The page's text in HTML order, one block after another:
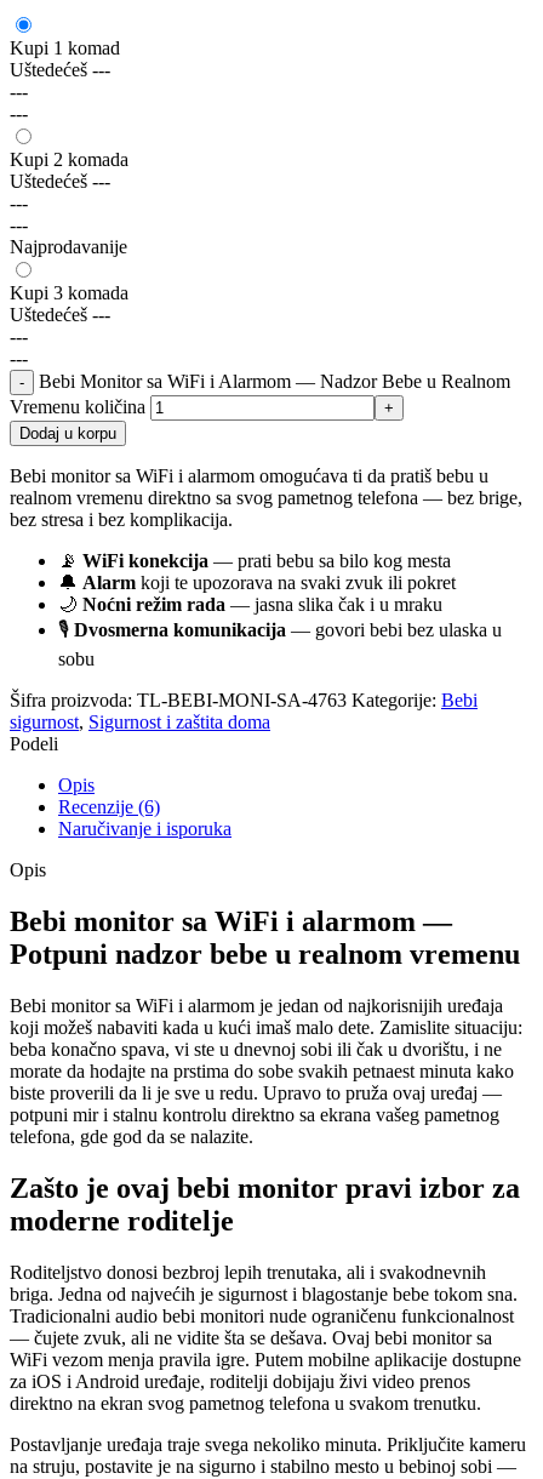
Kupi 1 komad
Uštedećeš ---
---
---
Kupi 2 komada
Uštedećeš ---
---
---
Najprodavanije
Kupi 3 komada
Uštedećeš ---
---
---
Bebi Monitor sa WiFi i Alarmom — Nadzor Bebe u Realnom
Vremenu količina
Dodaj u korpu
Bebi monitor sa WiFi i alarmom omogućava ti da pratiš bebu u
realnom vremenu direktno sa svog pametnog telefona — bez brige,
bez stresa i bez komplikacija.
📡 WiFi konekcija — prati bebu sa bilo kog mesta
🔔 Alarm koji te upozorava na svaki zvuk ili pokret
🌙 Noćni režim rada — jasna slika čak i u mraku
🎙️ Dvosmerna komunikacija — govori bebi bez ulaska u
sobu
Šifra proizvoda: TL-BEBI-MONI-SA-4763 Kategorije: Bebi
sigurnost, Sigurnost i zaštita doma
Podeli
Opis
Recenzije (6)
Naručivanje i isporuka
Opis
Bebi monitor sa WiFi i alarmom —
Potpuni nadzor bebe u realnom vremenu
Bebi monitor sa WiFi i alarmom je jedan od najkorisnijih uređaja
koji možeš nabaviti kada u kući imaš malo dete. Zamislite situaciju:
beba konačno spava, vi ste u dnevnoj sobi ili čak u dvorištu, i ne
morate da hodajte na prstima do sobe svakih petnaest minuta kako
biste proverili da li je sve u redu. Upravo to pruža ovaj uređaj —
potpuni mir i stalnu kontrolu direktno sa ekrana vašeg pametnog
telefona, gde god da se nalazite.
Zašto je ovaj bebi monitor pravi izbor za
moderne roditelje
Roditeljstvo donosi bezbroj lepih trenutaka, ali i svakodnevnih
briga. Jedna od najvećih je sigurnost i blagostanje bebe tokom sna.
Tradicionalni audio bebi monitori nude ograničenu funkcionalnost
— čujete zvuk, ali ne vidite šta se dešava. Ovaj bebi monitor sa
WiFi vezom menja pravila igre. Putem mobilne aplikacije dostupne
za iOS i Android uređaje, roditelji dobijaju živi video prenos
direktno na ekran svog pametnog telefona u svakom trenutku.
Postavljanje uređaja traje svega nekoliko minuta. Priključite kameru
na struju, postavite je na sigurno i stabilno mesto u bebinoj sobi —